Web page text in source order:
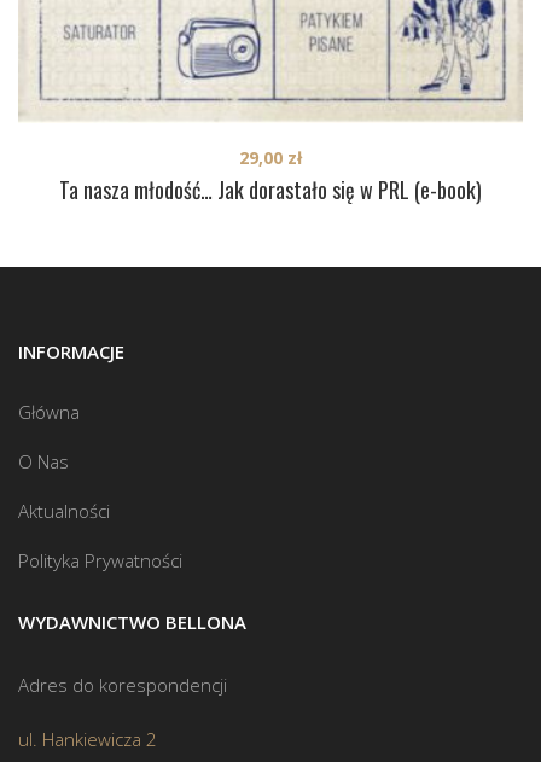
Ta nasza młodość… Jak dorastało się w PRL (e-book)
29,00 zł
INFORMACJE
Główna
O Nas
Aktualności
Polityka Prywatności
WYDAWNICTWO BELLONA
Adres do korespondencji
ul. Hankiewicza 2